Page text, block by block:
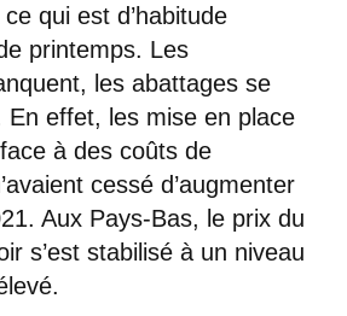
qui est d’habitude
printemps. Les
les abattages se
En effet, les mise en place
à des coûts de
cessé d’augmenter
Aux Pays-Bas, le prix du
s’est stabilisé à un niveau